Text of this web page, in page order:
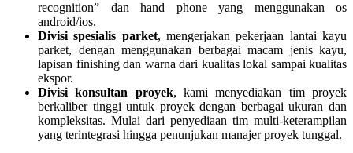
recognition” dan hand phone yang menggunakan os
android/ios.
Divisi spesialis parket, mengerjakan pekerjaan lantai kayu
parket, dengan menggunakan berbagai macam jenis kayu,
lapisan finishing dan warna dari kualitas lokal sampai kualitas
ekspor.
Divisi konsultan proyek, kami menyediakan tim proyek
berkaliber tinggi untuk proyek dengan berbagai ukuran dan
kompleksitas. Mulai dari penyediaan tim multi-keterampilan
yang terintegrasi hingga penunjukan manajer proyek tunggal.